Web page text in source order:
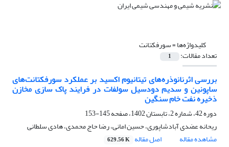
کلیدواژه‌ها =سورفکتانت‌
تعداد مقالات: 1
بررسی اثرنانوذره‌های تیتانیوم اکسید بر عملکرد سورفکتانت‌های
ساپونین و سدیم دودسیل سولفات در فرایند پاک سازی مخازن
ذخیره نفت خام سنگین
دوره 42، شماره 2، تابستان 1402، صفحه
145-153
ریحانه عضدی آبادشاپوری، حسین امانی، رضا حاج محمدی، هادی سلطانی
مشاهده مقاله
اصل مقاله 629.56 K